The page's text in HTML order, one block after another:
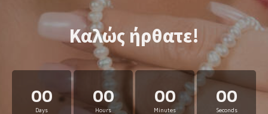
Καλώς ήρθατε!
00
Days
00
Hours
00
Minutes
00
Seconds